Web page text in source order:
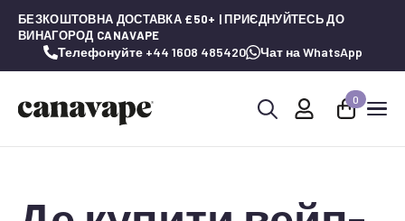
БЕЗКОШТОВНА ДОСТАВКА £50+ | ПРИЄДНУЙТЕСЬ ДО
ВИНАГОРОД CANAVAPE
Телефонуйте +44 1608 485420 Чат на WhatsApp
0